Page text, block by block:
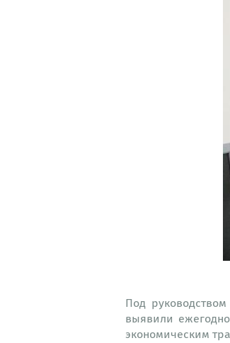
Под
выявили
экономическим